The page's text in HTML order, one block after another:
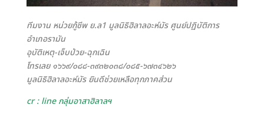
ทีมงาน หน่วยกู้ชีพ ย.ล1 มูลนิธิฮิลาลอะห์มัร ศูนย์ปฏิบัติการ
อำเภอรามัน
อุบัติเหตุ-เจ็บป่วย-ฉุกเฉิน
โทรเลย ๑๖๖๙/๐๘๘-๓๙๓๒๐๓๘/๐๘๕-๖๗๓๔๖๒๖
มูลนิธิฮิลาลอะห์มัร ยินดีช่วยเหลือทุกภาคส่วน
cr : line กลุ่มอาสาฮิลาลฯ